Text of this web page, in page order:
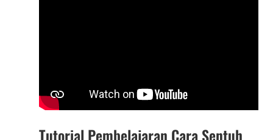
Tutorial Pembelajaran Cara Sentuh